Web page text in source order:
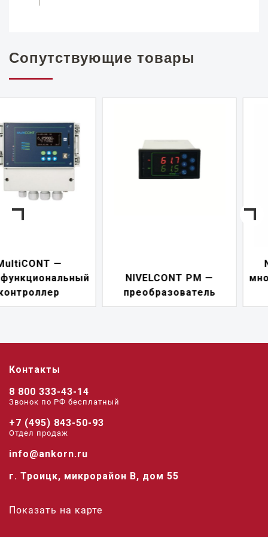
Сопутствующие товары
NIVELCONT PM —
преобразователь
переключатель
Контакты
8 800 333-43-14
Звонок по РФ беcплатный
+7 (495) 843-50-93
Отдел продаж
info@ankorn.ru
г. Троицк, микрорайон В, дом 55
Показать на карте